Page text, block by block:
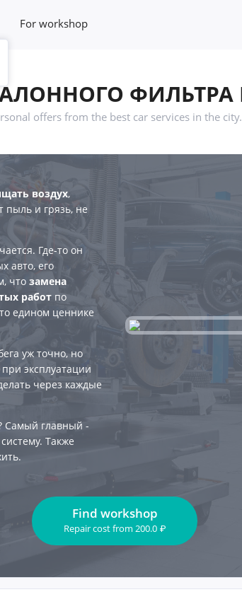
For workshop
ФИЛЬТРА
offers from the best car services in the city.
воздух,
пыль и грязь, не
Где-то он
авто, его
что замена
работ по
едином ценнике
уж точно, но
эксплуатации
через каждые
Самый главный -
Также
Find workshop
Repair costfrom 200.0 ₽